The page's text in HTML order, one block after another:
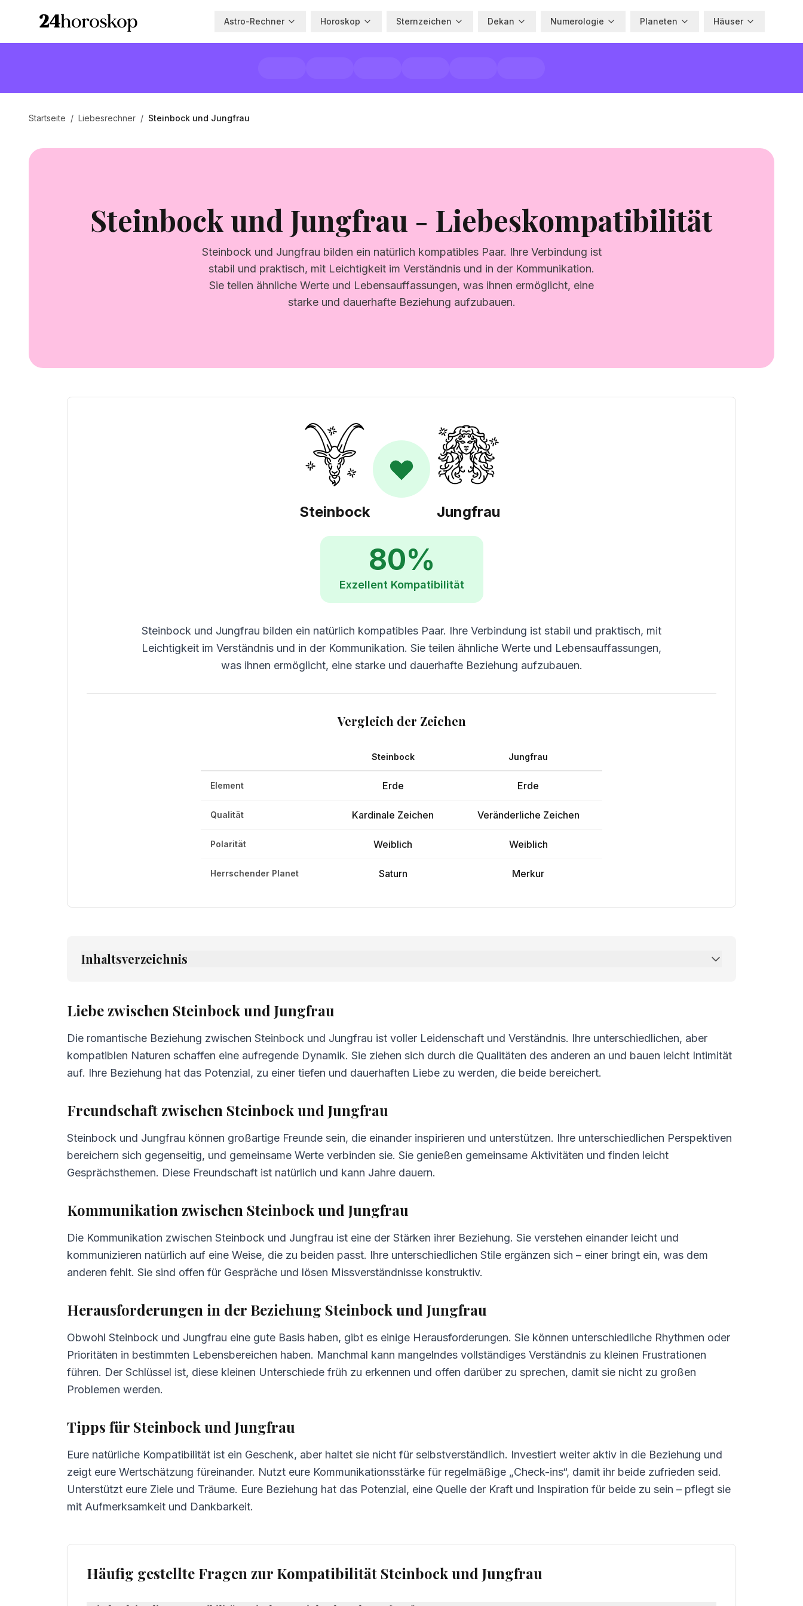
Astro-Rechner Horoskop Sternzeichen Dekan Numerologie Planeten Häuser
Startseite / Liebesrechner / Steinbock und Jungfrau
Steinbock und Jungfrau - Liebeskompatibilität
Steinbock und Jungfrau bilden ein natürlich kompatibles Paar. Ihre Verbindung ist
stabil und praktisch, mit Leichtigkeit im Verständnis und in der Kommunikation.
Sie teilen ähnliche Werte und Lebensauffassungen, was ihnen ermöglicht, eine
starke und dauerhafte Beziehung aufzubauen.
Steinbock Jungfrau
80%
Exzellent Kompatibilität
Steinbock und Jungfrau bilden ein natürlich kompatibles Paar. Ihre Verbindung ist stabil und praktisch, mit
Leichtigkeit im Verständnis und in der Kommunikation. Sie teilen ähnliche Werte und Lebensauffassungen,
was ihnen ermöglicht, eine starke und dauerhafte Beziehung aufzubauen.
Vergleich der Zeichen
Steinbock Jungfrau
Element Erde Erde
Qualität Kardinale Zeichen Veränderliche Zeichen
Polarität Weiblich Weiblich
Herrschender Planet Saturn Merkur
Inhaltsverzeichnis
Herausforderungen in der Beziehung Steinbock und Jungfrau
5. Tipps für Steinbock und Jungfrau
Liebe zwischen Steinbock und Jungfrau
Die romantische Beziehung zwischen Steinbock und Jungfrau ist voller Leidenschaft und Verständnis. Ihre unterschiedlichen, aber
kompatiblen Naturen schaffen eine aufregende Dynamik. Sie ziehen sich durch die Qualitäten des anderen an und bauen leicht Intimität
auf. Ihre Beziehung hat das Potenzial, zu einer tiefen und dauerhaften Liebe zu werden, die beide bereichert.
Freundschaft zwischen Steinbock und Jungfrau
Steinbock und Jungfrau können großartige Freunde sein, die einander inspirieren und unterstützen. Ihre unterschiedlichen Perspektiven
bereichern sich gegenseitig, und gemeinsame Werte verbinden sie. Sie genießen gemeinsame Aktivitäten und finden leicht
Gesprächsthemen. Diese Freundschaft ist natürlich und kann Jahre dauern.
Kommunikation zwischen Steinbock und Jungfrau
Die Kommunikation zwischen Steinbock und Jungfrau ist eine der Stärken ihrer Beziehung. Sie verstehen einander leicht und
kommunizieren natürlich auf eine Weise, die zu beiden passt. Ihre unterschiedlichen Stile ergänzen sich – einer bringt ein, was dem
anderen fehlt. Sie sind offen für Gespräche und lösen Missverständnisse konstruktiv.
Herausforderungen in der Beziehung Steinbock und Jungfrau
Obwohl Steinbock und Jungfrau eine gute Basis haben, gibt es einige Herausforderungen. Sie können unterschiedliche Rhythmen oder
Prioritäten in bestimmten Lebensbereichen haben. Manchmal kann mangelndes vollständiges Verständnis zu kleinen Frustrationen
führen. Der Schlüssel ist, diese kleinen Unterschiede früh zu erkennen und offen darüber zu sprechen, damit sie nicht zu großen
Problemen werden.
Tipps für Steinbock und Jungfrau
Eure natürliche Kompatibilität ist ein Geschenk, aber haltet sie nicht für selbstverständlich. Investiert weiter aktiv in die Beziehung und
zeigt eure Wertschätzung füreinander. Nutzt eure Kommunikationsstärke für regelmäßige „Check-ins“, damit ihr beide zufrieden seid.
Unterstützt eure Ziele und Träume. Eure Beziehung hat das Potenzial, eine Quelle der Kraft und Inspiration für beide zu sein – pflegt sie
mit Aufmerksamkeit und Dankbarkeit.
Häufig gestellte Fragen zur Kompatibilität Steinbock und Jungfrau